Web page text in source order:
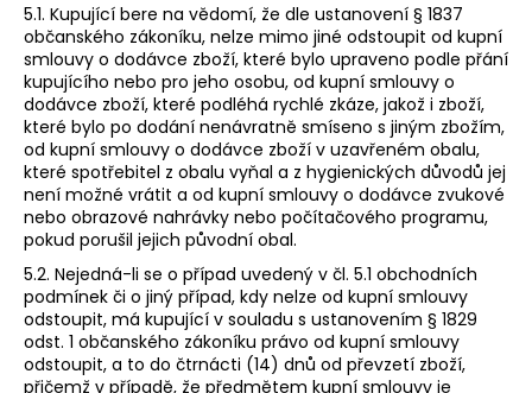
5.1. Kupující bere na vědomí, že dle ustanovení § 1837
občanského zákoníku, nelze mimo jiné odstoupit od kupní
smlouvy o dodávce zboží, které bylo upraveno podle přání
kupujícího nebo pro jeho osobu, od kupní smlouvy o
dodávce zboží, které podléhá rychlé zkáze, jakož i zboží,
které bylo po dodání nenávratně smíseno s jiným zbožím,
od kupní smlouvy o dodávce zboží v uzavřeném obalu,
které spotřebitel z obalu vyňal a z hygienických důvodů jej
není možné vrátit a od kupní smlouvy o dodávce zvukové
nebo obrazové nahrávky nebo počítačového programu,
pokud porušil jejich původní obal.
5.2. Nejedná-li se o případ uvedený v čl. 5.1 obchodních
podmínek či o jiný případ, kdy nelze od kupní smlouvy
odstoupit, má kupující v souladu s ustanovením § 1829
odst. 1 občanského zákoníku právo od kupní smlouvy
odstoupit, a to do čtrnácti (14) dnů od převzetí zboží,
přičemž v případě, že předmětem kupní smlouvy je